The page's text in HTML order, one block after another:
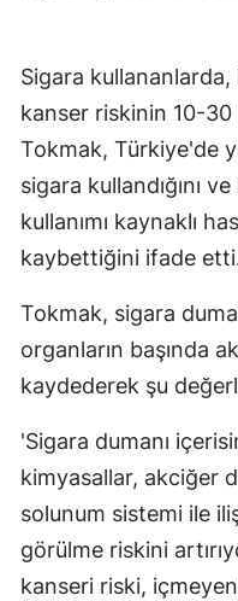
Sigara kullananlarda,
kanser riskinin 10-30
Tokmak, Türkiye'de
sigara kullandığını
kullanımı kaynaklı
kaybettiğini ifade
Tokmak, sigara
organların başında
kaydederek şu
'Sigara dumanı
kimyasallar, akciğer
solunum sistemi ile
görülme riskini
kanseri riski,